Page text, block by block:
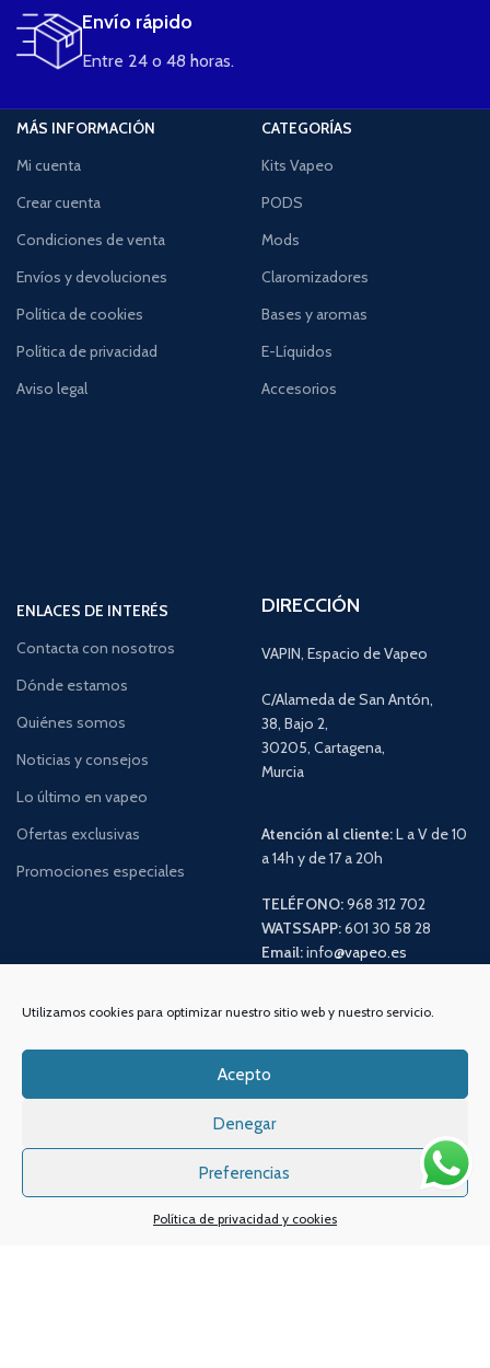
Utilizamos cookies para optimizar nuestro sitio web y nuestro servicio.
Acepto
Denegar
Preferencias
Política de privacidad y cookies
Envío rápido
Entre 24 o 48 horas.
MÁS INFORMACIÓN
Mi cuenta
Crear cuenta
Condiciones de venta
Envíos y devoluciones
Política de cookies
Política de privacidad
Aviso legal
CATEGORÍAS
Kits Vapeo
PODS
Mods
Claromizadores
Bases y aromas
E-Líquidos
Accesorios
ENLACES DE INTERÉS
Contacta con nosotros
Dónde estamos
Quiénes somos
Noticias y consejos
Lo último en vapeo
Ofertas exclusivas
Promociones especiales
DIRECCIÓN
VAPIN, Espacio de Vapeo
C/Alameda de San Antón,
38, Bajo 2,
30205, Cartagena,
Murcia
Atención al cliente:L a V de 10
a 14h y de 17 a 20h
TELÉFONO:968 312 702
WATSSAPP:601 30 58 28
Email:info@vapeo.es
Sistemas de pagos Sistema de envío